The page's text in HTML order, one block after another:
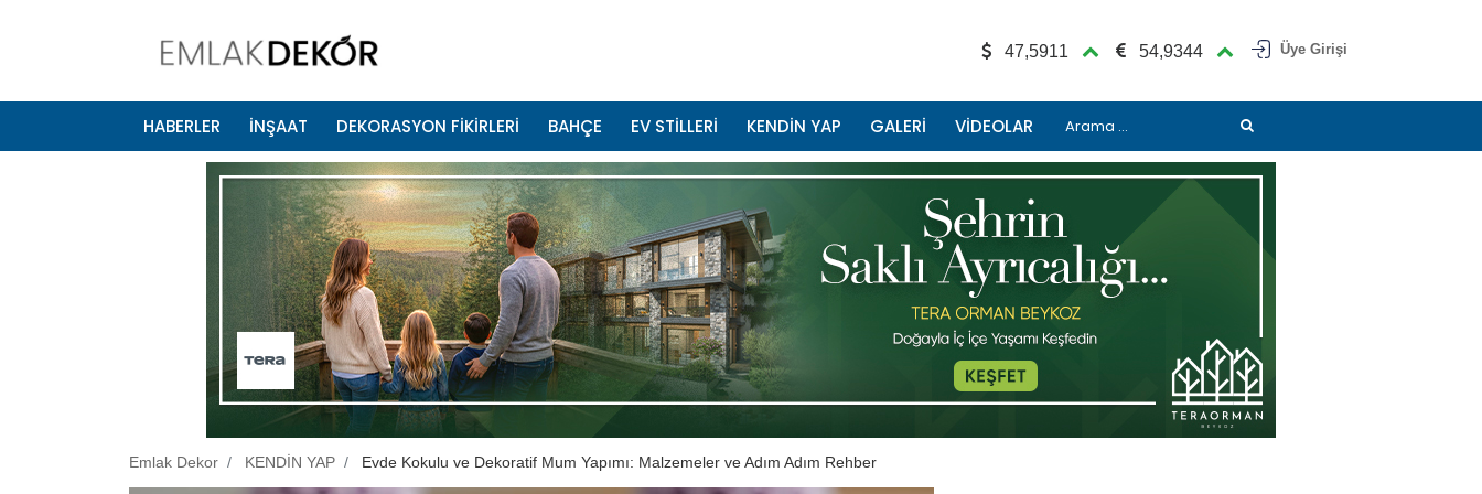
47,5911 54,9344 Üye Girişi
HABERLER İNŞAAT DEKORASYON FİKİRLERİ BAHÇE EV STİLLERİ KENDİN YAP GALERİ VİDEOLAR
Emlak Dekor KENDİN YAP Evde Kokulu ve Dekoratif Mum Yapımı: Malzemeler ve Adım Adım Rehber